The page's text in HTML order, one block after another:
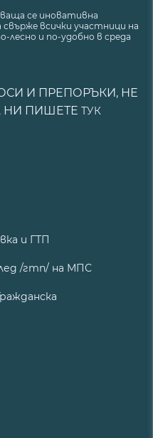
се иновативна
всички участници на
лесно и по-удобно в среда
И ПРЕПОРЪКИ, НЕ
НИ ПИШЕТЕ ТУК
и ГТП
/гтп/ на МПС